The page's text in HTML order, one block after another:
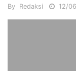
By Redaksi 12/